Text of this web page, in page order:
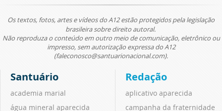
Os textos, fotos, artes e vídeos do A12 estão protegidos pela legislação
brasileira sobre direito autoral.
Não reproduza o conteúdo em outro meio de comunicação, eletrônico ou
impresso, sem autorização expressa do A12
(faleconosco@santuarionacional.com).
Santuário
academia marial
água mineral aparecida
Redação
aplicativo aparecida
campanha da fraternidade